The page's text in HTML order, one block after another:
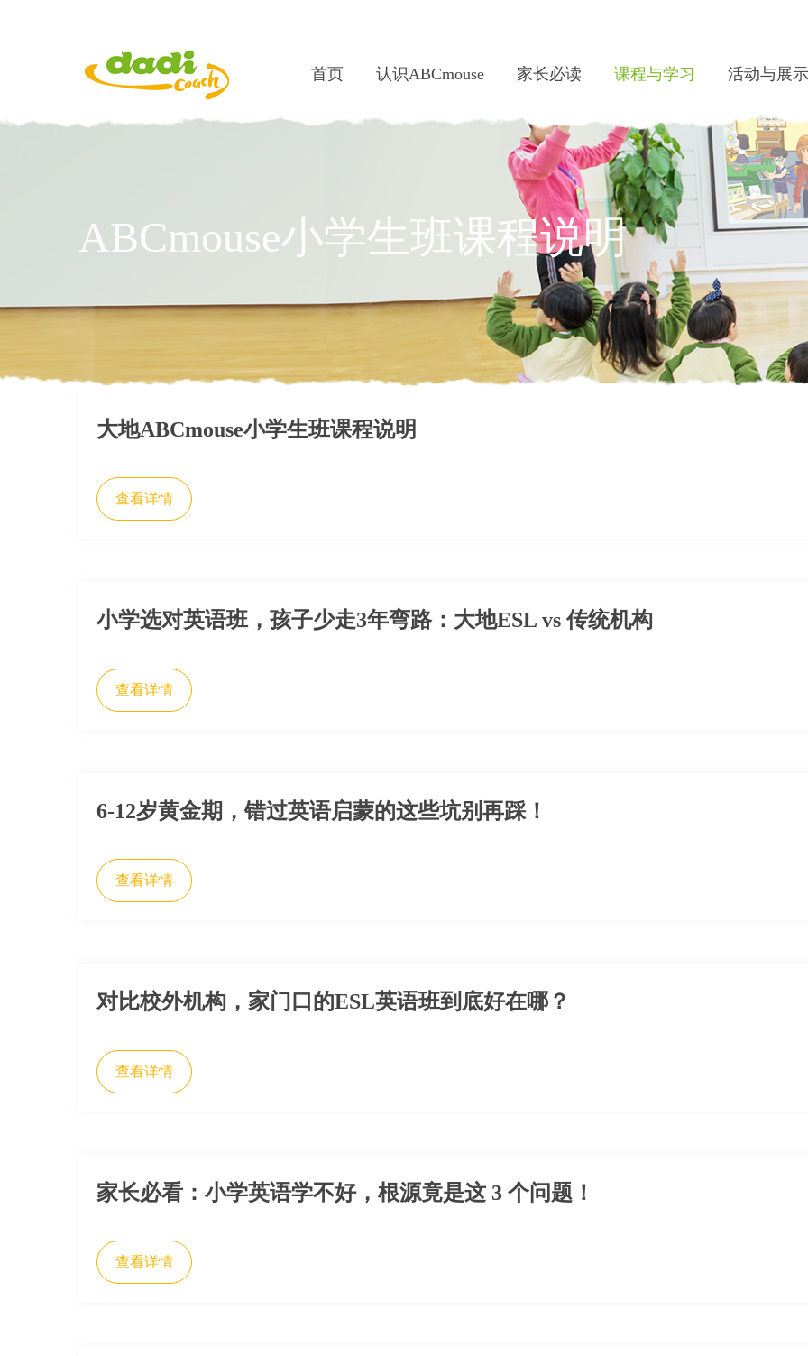
首页 认识ABCmouse 家长必读 课程与学习 活动与展示
ABCmouse小学生班课程说明
大地ABCmouse小学生班课程说明
查看详情
小学选对英语班，孩子少走3年弯路：大地ESL vs 传统机构
查看详情
6-12岁黄金期，错过英语启蒙的这些坑别再踩！
查看详情
对比校外机构，家门口的ESL英语班到底好在哪？
查看详情
家长必看：小学英语学不好，根源竟是这 3 个问题！
查看详情